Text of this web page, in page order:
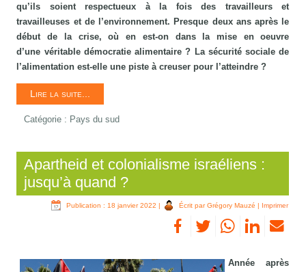
qu’ils soient respectueux à la fois des travailleurs et
travailleuses et de l’environnement. Presque deux ans après le
début de la crise, où en est-on dans la mise en oeuvre
d’une véritable démocratie alimentaire ? La sécurité sociale de
l’alimentation est-elle une piste à creuser pour l’atteindre ?
Lire la suite...
Catégorie : Pays du sud
Apartheid et colonialisme israéliens :
jusqu’à quand ?
Publication : 18 janvier 2022 | Écrit par Grégory Mauzé | Imprimer
Année après